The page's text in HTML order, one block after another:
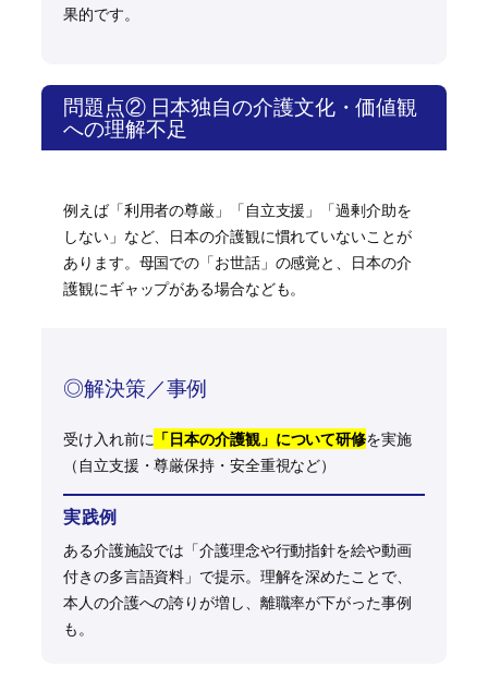
果的です。
問題点② 日本独自の介護文化・価値観
への理解不足
例えば「利用者の尊厳」「自立支援」「過剰介助を
しない」など、日本の介護観に慣れていないことが
あります。母国での「お世話」の感覚と、日本の介
護観にギャップがある場合なども。
◎解決策／事例
受け入れ前に 「日本の介護観」について研修を実施
（自立支援・尊厳保持・安全重視など）
実践例
ある介護施設では「介護理念や行動指針を絵や動画
付きの多言語資料」で提示。理解を深めたことで、
本人の介護への誇りが増し、離職率が下がった事例
も。